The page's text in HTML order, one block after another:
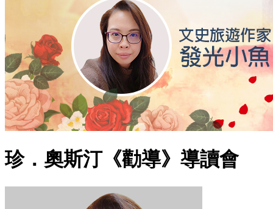
珍．奧斯汀《勸導》導讀會